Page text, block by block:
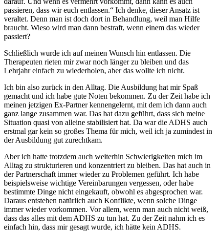
passieren, dass wir euch entlassen.“ Ich denke, dieser Ansatz ist
veraltet. Denn man ist doch dort in Behandlung, weil man Hilfe
braucht. Wieso wird man dann bestraft, wenn einem das wieder
passiert?
Schließlich wurde ich auf meinen Wunsch hin entlassen. Die
Therapeuten rieten mir zwar noch länger zu bleiben und das
Lehrjahr einfach zu wiederholen, aber das wollte ich nicht.
Ich bin also zurück in den Alltag. Die Ausbildung hat mir Spaß
gemacht und ich habe gute Noten bekommen. Zu der Zeit habe ich
meinen jetzigen Ex-Partner kennengelernt, mit dem ich dann auch
ganz lange zusammen war. Das hat dazu geführt, dass sich meine
Situation quasi von alleine stabilisiert hat. Da war die ADHS auch
erstmal gar kein so großes Thema für mich, weil ich ja zumindest in
der Ausbildung gut zurechtkam.
Aber ich hatte trotzdem auch weiterhin Schwierigkeiten mich im
Alltag zu strukturieren und konzentriert zu bleiben. Das hat auch in
der Partnerschaft immer wieder zu Problemen geführt. Ich habe
beispielsweise wichtige Vereinbarungen vergessen, oder habe
bestimmte Dinge nicht eingekauft, obwohl es abgesprochen war.
Daraus entstehen natürlich auch Konflikte, wenn solche Dinge
immer wieder vorkommen. Vor allem, wenn man auch nicht weiß,
dass das alles mit dem ADHS zu tun hat. Zu der Zeit nahm ich es
einfach hin, dass mir gesagt wurde, ich hätte kein ADHS.